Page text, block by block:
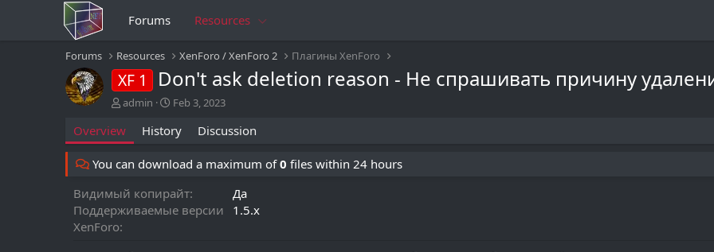
Forums Resources
Forums Resources XenForo / XenForo 2 Плагины XenForo
XF 1 Don't ask deletion reason - Не спрашивать причину
A
t
h
o
admin
C
e
t
o
n
d
Feb 3, 2023
Overview History Discussion
You can download a maximum of0 files within 24 hours
Видимый копирайт
Да
Поддерживаемые версии
XenForo
1.5.x